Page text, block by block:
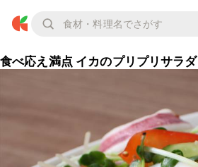
食べ応え満点 イカのプリプリサラダ